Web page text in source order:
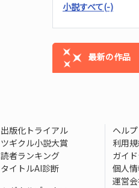
小説すべて(-)
最新の作品
出版化トライアル
ツギクル小説大賞
読者ランキング
タイトルAI診断
ヘルプ
利用
ガイ
個人
運営